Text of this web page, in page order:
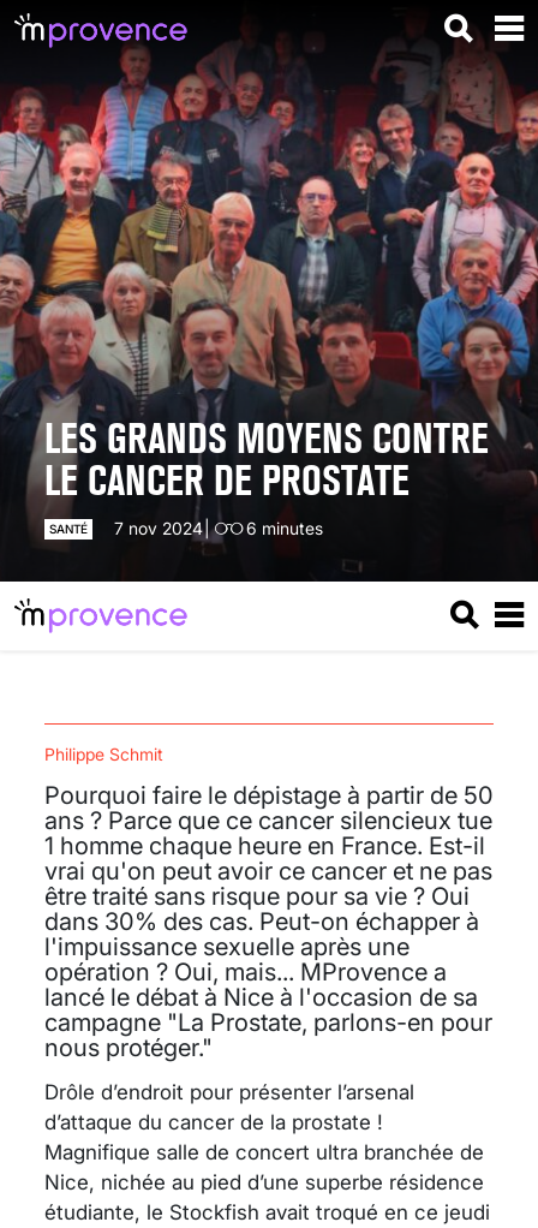
LES GRANDS MOYENS CONTRE
LE CANCER DE PROSTATE
SANTÉ 7 nov 2024 6 minutes
Pourquoi faire le dépistage à partir de 50
ans ? Parce que ce cancer silencieux tue
1 homme chaque heure en France. Est-il
vrai qu'on peut avoir ce cancer et ne pas
être traité sans risque pour sa vie ? Oui
dans 30% des cas. Peut-on échapper à
l'impuissance sexuelle après une
opération ? Oui, mais... MProvence a
lancé le débat à Nice à l'occasion de sa
campagne "La Prostate, parlons-en pour
nous protéger."
Philippe Schmit
Drôle d’endroit pour présenter l’arsenal
d’attaque du cancer de la prostate !
Magnifique salle de concert ultra branchée de
Nice, nichée au pied d’une superbe résidence
étudiante, le Stockfish avait troqué en ce jeudi